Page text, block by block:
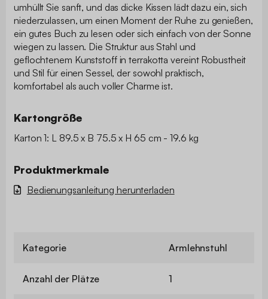
umhüllt Sie sanft, und das dicke Kissen lädt dazu ein, sich
niederzulassen, um einen Moment der Ruhe zu genießen,
ein gutes Buch zu lesen oder sich einfach von der Sonne
wiegen zu lassen. Die Struktur aus Stahl und
geflochtenem Kunststoff in terrakotta vereint Robustheit
und Stil für einen Sessel, der sowohl praktisch,
komfortabel als auch voller Charme ist.
Kartongröße
Karton 1: L 89.5 x B 75.5 x H 65 cm - 19.6 kg
Produktmerkmale
Bedienungsanleitung herunterladen
Kategorie Armlehnstuhl
Anzahl der Plätze 1